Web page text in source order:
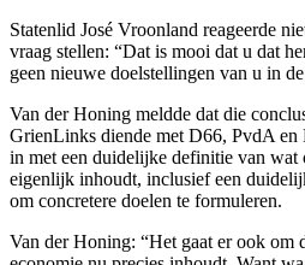
Statenlid José Vroonland reageerde
vraag stellen: “Dat is mooi dat u dat
geen nieuwe doelstellingen van u in
Van der Honing meldde dat die
GrienLinks diende met D66, PvdA en
in met een duidelijke definitie van wat
eigenlijk inhoudt, inclusief een
om concretere doelen te formuleren.
Van der Honing: “Het gaat er ook om